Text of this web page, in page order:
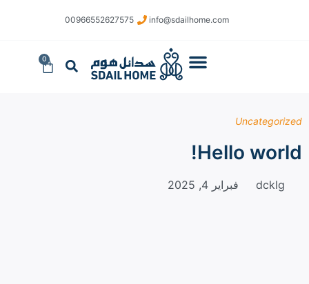
info@sdailhome.com​
​00966552627575
0
Uncategorized
Hello world!
dcklg فبراير 4, 2025